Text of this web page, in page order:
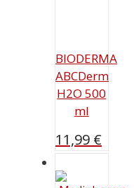
BIODERMA
ABCDerm
H2O 500
ml
11,99 €